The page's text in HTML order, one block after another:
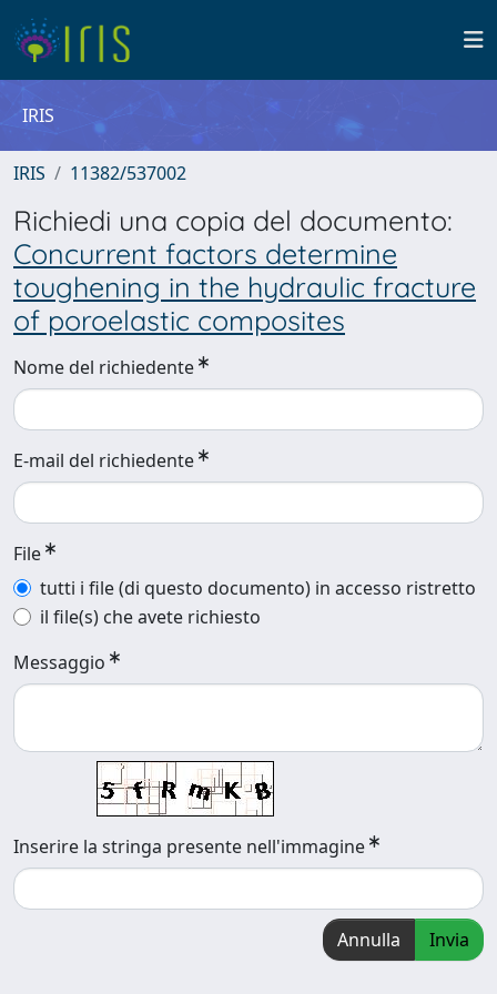
IRIS
IRIS 11382/537002
Richiedi una copia del documento:
Concurrent factors determine
toughening in the hydraulic fracture
of poroelastic composites
Nome del richiedente
E-mail del richiedente
File
tutti i file (di questo documento) in accesso ristretto
il file(s) che avete richiesto
Messaggio
Inserire la stringa presente nell'immagine
Annulla Invia